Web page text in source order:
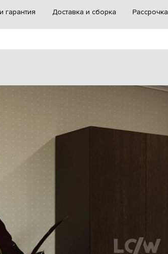
гарантия Доставка и сборка Рассрочка